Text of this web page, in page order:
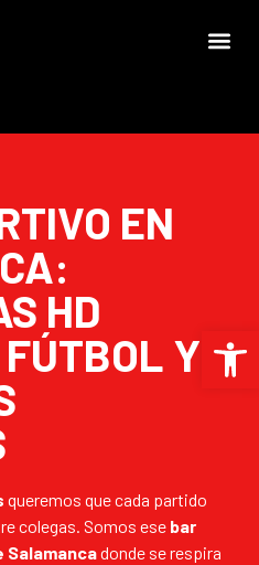
Abrir
EN
HD
Y
queremos que cada partido
colegas. Somos ese bar
Salamancadonde se respira